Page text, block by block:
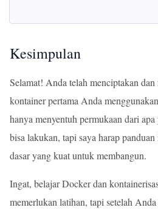
Kesimpulan
Selamat! Anda telah menciptakan
kontainer pertama Anda
hanya menyentuh permukaan dari
bisa lakukan, tapi saya harap
dasar yang kuat untuk membangun.
Ingat, belajar Docker dan
memerlukan latihan, tapi setelah